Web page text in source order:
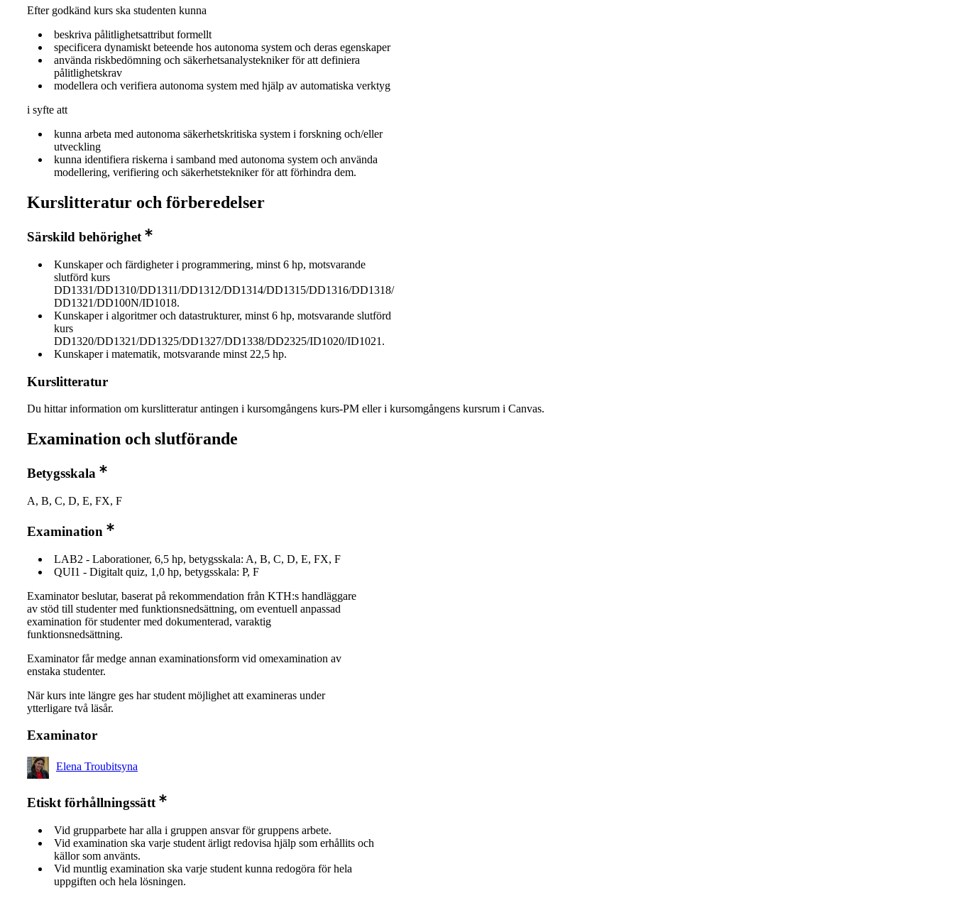
Efter godkänd kurs ska studenten kunna
beskriva pålitlighetsattribut formellt
specificera dynamiskt beteende hos autonoma system och deras egenskaper
använda riskbedömning och säkerhetsanalystekniker för att definiera
pålitlighetskrav
modellera och verifiera autonoma system med hjälp av automatiska verktyg
i syfte att
kunna arbeta med autonoma säkerhetskritiska system i forskning och/eller
utveckling
kunna identifiera riskerna i samband med autonoma system och använda
modellering, verifiering och säkerhetstekniker för att förhindra dem.
Kurslitteratur och förberedelser
Särskild behörighet
Kunskaper och färdigheter i programmering, minst 6 hp, motsvarande
slutförd kurs
DD1331/DD1310/DD1311/DD1312/DD1314/DD1315/DD1316/DD1318/
DD1321/DD100N/ID1018.
Kunskaper i algoritmer och datastrukturer, minst 6 hp, motsvarande slutförd
kurs
DD1320/DD1321/DD1325/DD1327/DD1338/DD2325/ID1020/ID1021.
Kunskaper i matematik, motsvarande minst 22,5 hp.
Kurslitteratur
Du hittar information om kurslitteratur antingen i kursomgångens kurs-PM eller i kursomgångens kursrum i Canvas.
Examination och slutförande
Betygsskala
A, B, C, D, E, FX, F
Examination
LAB2 - Laborationer, 6,5 hp, betygsskala: A, B, C, D, E, FX, F
QUI1 - Digitalt quiz, 1,0 hp, betygsskala: P, F
Examinator beslutar, baserat på rekommendation från KTH:s handläggare
av stöd till studenter med funktionsnedsättning, om eventuell anpassad
examination för studenter med dokumenterad, varaktig
funktionsnedsättning.
Examinator får medge annan examinationsform vid omexamination av
enstaka studenter.
När kurs inte längre ges har student möjlighet att examineras under
ytterligare två läsår.
Examinator
Elena Troubitsyna
Etiskt förhållningssätt
Vid grupparbete har alla i gruppen ansvar för gruppens arbete.
Vid examination ska varje student ärligt redovisa hjälp som erhållits och
källor som använts.
Vid muntlig examination ska varje student kunna redogöra för hela
uppgiften och hela lösningen.